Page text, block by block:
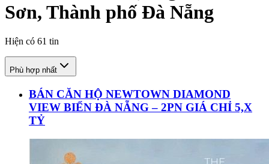
Sơn, Thành phố Đà Nẵng
Hiện có 61 tin
Phù hợp nhất
BÁN CĂN HỘ NEWTOWN DIAMOND
VIEW BIỂN ĐÀ NẴNG – 2PN GIÁ CHỈ 5,X
TỶ